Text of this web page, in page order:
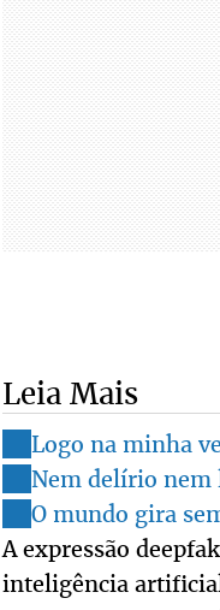
Leia Mais
Logo na minha
Nem delírio nem
O mundo gira
A expressão
inteligência